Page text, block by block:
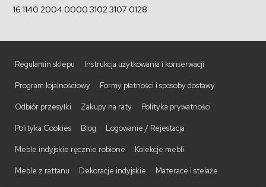
16 1140 2004 0000 3102 3107 0128
Regulamin sklepu Instrukcja użytkowania i konserwacji
Program lojalnościowy Formy płatności i sposoby dostawy
Odbiór przesyłki Zakupy na raty Polityka prywatności
Polityka Cookies Blog Logowanie / Rejestacja
Meble indyjskie ręcznie robione Kolekcje mebli
Meble z rattanu Dekoracje indyjskie Materace i stelaże